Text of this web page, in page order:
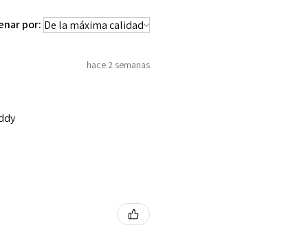
por:
hace 2 semanas